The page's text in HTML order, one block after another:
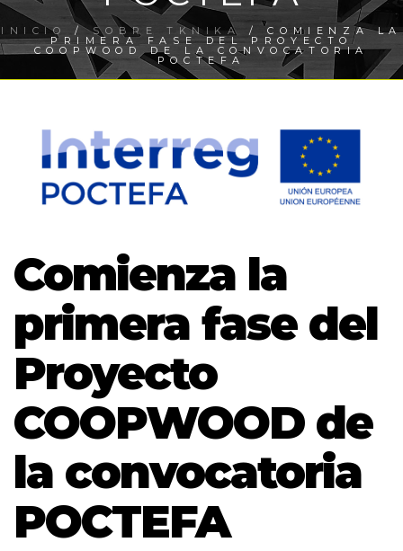
INICIO /SOBRE TKNIKA / COMIENZA LA
PRIMERA FASE DEL PROYECTO
COOPWOOD DE LA CONVOCATORIA
POCTEFA
Comienza la
primera fase del
Proyecto
COOPWOOD de
la convocatoria
POCTEFA